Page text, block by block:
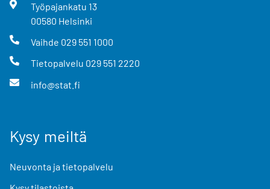
Työpajankatu 13
00580 Helsinki
Vaihde 029 551 1000
Tietopalvelu 029 551 2220
info@stat.fi
Kysy meiltä
Neuvonta ja tietopalvelu